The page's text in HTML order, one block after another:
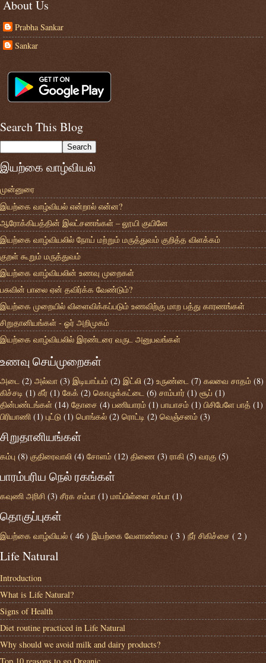
About Us
Prabha Sankar
Sankar
Search This Blog
இயற்கை வாழ்வியல்
முன்னுரை
இயற்கை வாழ்வியல் என்றால் என்ன?
ஆரோக்கியத்தின் இலட்சணங்கள் – லூயி குயினே
இயற்கை வாழ்வியலில் நோய் மற்றும் மருத்துவம் குறித்த விளக்கம்
குறள் கூறும் மருத்துவம்
இயற்கை வாழ்வியலின் உணவு முறைகள்
பசுவின் பாலை ஏன் தவிர்க்க வேண்டும்?
இயற்கை முறையில் விளைவிக்கப்படும் உணவிற்கு மாற பத்து காரணங்கள்
சிறுதானியங்கள் - ஓர் அறிமுகம்
இயற்கை வாழ்வியலில் இரண்டரை வருட அனுபவங்கள்
உணவு செய்முறைகள்
அடை (2) அல்வா (3) இடியாப்பம் (2) இட்லி (2) உருண்டை (7) கலவை சாதம் (8)
கிச்சடி (1) கீர் (1) கேக் (2) கொழுக்கட்டை (6) சாம்பார் (1) சூப் (1)
தின்பண்டங்கள் (14) தோசை (4) பணியாரம் (1) பாயாசம் (1) பிசிபேளே பாத் (1)
பிரியாணி (1) புட்டு (1) பொங்கல் (2) ரொட்டி (2) வெஞ்சனம் (3)
சிறுதானியங்கள்
கம்பு (8) குதிரைவாலி (4) சோளம் (12) திணை (3) ராகி (5) வரகு (5)
பாரம்பரிய நெல் ரகங்கள்
கவுணி அரிசி (3) சீரக சம்பா (1) மாப்பிள்ளை சம்பா (1)
தொகுப்புகள்
இயற்கை வாழ்வியல் ( 46 ) இயற்கை வேளாண்மை ( 3 ) நீர் சிகிச்சை ( 2 )
Life Natural
Introduction
What is Life Natural?
Signs of Health
Diet routine practiced in Life Natural
Why should we avoid milk and dairy products?